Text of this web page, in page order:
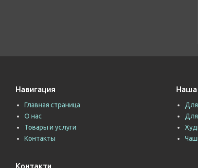
Навигация
Главная страница
О нас
Товары и услуги
Контакты
Наша
Контакти